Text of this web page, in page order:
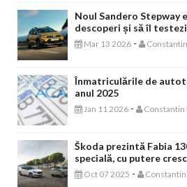
Noul Sandero Stepway
descoperi și să îl
Mar 13 2026 -
Înmatriculările de
anul 2025
Jan 11 2026 - Constantin
Škoda prezintă Fabia
specială, cu putere
Oct 07 2025 - Constantin